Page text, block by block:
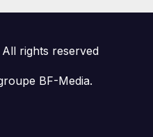
rights reserved
BF-Media.